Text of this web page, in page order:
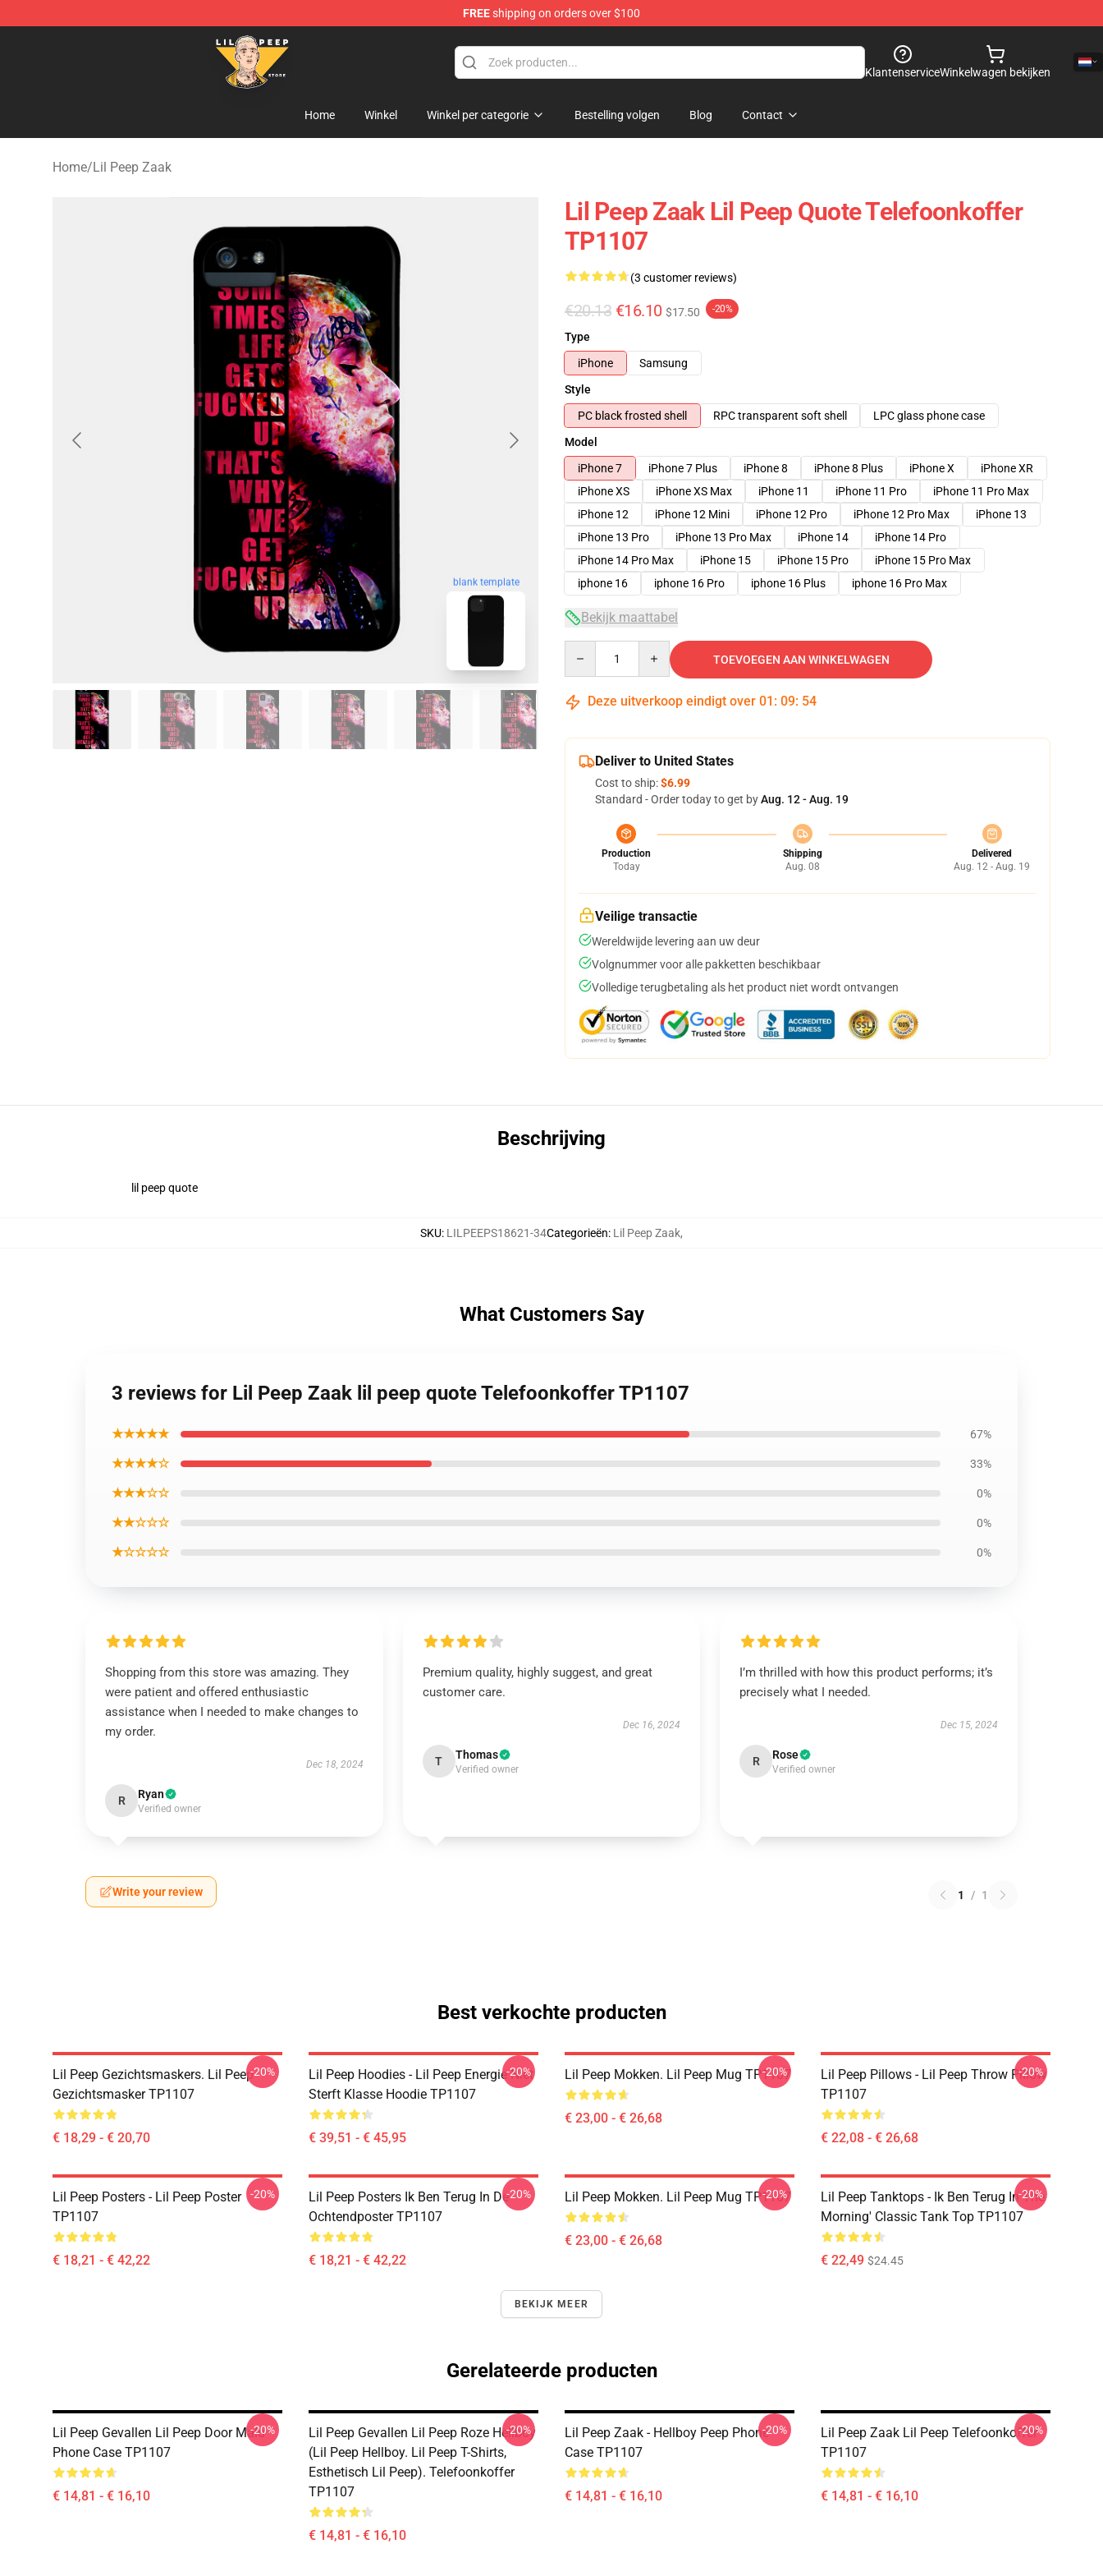
FREEshipping on orders over $100
Lil Peep Store - Official Lil Peep Merchandise Shop
KlantenserviceWinkelwagen bekijken
Home Winkel Winkel per categorie Bestelling volgen Blog Contact
Home/Lil Peep Zaak
blank template
Lil Peep Zaak Lil Peep Quote Telefoonkoffer
TP1107
(3 customer reviews)
€20.13 €16.10 $17.50 -20%
Type
iPhone
Samsung
Style
PC black frosted shell
RPC transparent soft shell
LPC glass phone case
Model
iPhone 7
iPhone 7 Plus iPhone 8 iPhone 8 Plus iPhone X
iPhone XR
iPhone XS
iPhone XS Max iPhone 11 iPhone 11 Pro
iPhone 11 Pro Max
iPhone 12
iPhone 12 Mini iPhone 12 Pro iPhone 12 Pro Max
iPhone 13
iPhone 13 Pro
iPhone 13 Pro Max iPhone 14
iPhone 14 Pro
iPhone 14 Pro Max
iPhone 15 iPhone 15 Pro
iPhone 15 Pro Max
iphone 16
iphone 16 Pro iphone 16 Plus iphone 16 Pro Max
Bekijk maattabel
TOEVOEGEN AAN WINKELWAGEN
Deze uitverkoop eindigt over 01 : 09: 53
Deliver to United States
Cost to ship:$6.99
Standard - Order today to get byAug. 12 - Aug. 19
Production
Today
Shipping
Aug. 08
Delivered
Aug. 12 - Aug. 19
Veilige transactie
Wereldwijde levering aan uw deur
Volgnummer voor alle pakketten beschikbaar
Volledige terugbetaling als het product niet wordt ontvangen
Beschrijving
lil peep quote
SKU: LILPEEPS18621-34Categorieën: Lil Peep Zaak,
What Customers Say
3 reviews for Lil Peep Zaak lil peep quote Telefoonkoffer TP1107
★★★★★ 67%
★★★★☆ 33%
★★★☆☆ 0%
★★☆☆☆ 0%
★☆☆☆☆ 0%
Shopping from this store was amazing. They
were patient and offered enthusiastic
assistance when I needed to make changes to
my order.
Dec 18, 2024
R Ryan
Verified owner
Premium quality, highly suggest, and great
customer care.
Dec 16, 2024
T Thomas
Verified owner
I’m thrilled with how this product performs; it’s
precisely what I needed.
Dec 15, 2024
R Rose
Verified owner
Write your review 1 / 1
Best verkochte producten
Lil Peep Gezichtsmaskers. Lil Peep
Gezichtsmasker TP1107
€ 18,29 - € 20,70
-20%
Lil Peep Hoodies - Lil Peep Energie Niet
Sterft Klasse Hoodie TP1107
€ 39,51 - € 45,95
-20% Lil Peep Mokken. Lil Peep Mug TP1107
€ 23,00 - € 26,68
-20%
Lil Peep Pillows - Lil Peep Throw Pillow
TP1107
€ 22,08 - € 26,68
-20%
Lil Peep Posters - Lil Peep Poster
TP1107
€ 18,21 - € 42,22
-20%
Lil Peep Posters Ik Ben Terug In De
Ochtendposter TP1107
€ 18,21 - € 42,22
-20% Lil Peep Mokken. Lil Peep Mug TP1107
€ 23,00 - € 26,68
-20%
Lil Peep Tanktops - Ik Ben Terug In The
Morning' Classic Tank Top TP1107
€ 22,49 $24.45
-20%
BEKIJK MEER
Gerelateerde producten
Lil Peep Gevallen Lil Peep Door Malu
Phone Case TP1107
€ 14,81 - € 16,10
-20%
Lil Peep Gevallen Lil Peep Roze Hellboy
(Lil Peep Hellboy. Lil Peep T-Shirts,
Esthetisch Lil Peep). Telefoonkoffer
TP1107
€ 14,81 - € 16,10
-20%
Lil Peep Zaak - Hellboy Peep Phone
Case TP1107
€ 14,81 - € 16,10
-20%
Lil Peep Zaak Lil Peep Telefoonkoffer
TP1107
€ 14,81 - € 16,10
-20%